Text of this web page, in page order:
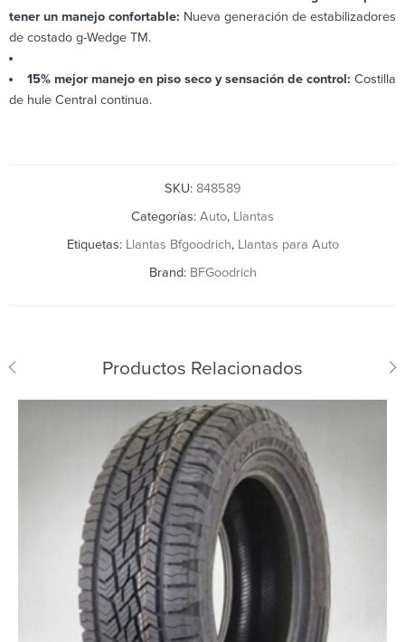
tener un manejo confortable: Nueva generación de estabilizadores
de costado g-Wedge TM.
15% mejor manejo en piso seco y sensación de control: Costilla
de hule Central continua.
SKU: 848589
Categorías: Auto, Llantas
Etiquetas: Llantas Bfgoodrich, Llantas para Auto
Brand: BFGoodrich
Productos Relacionados